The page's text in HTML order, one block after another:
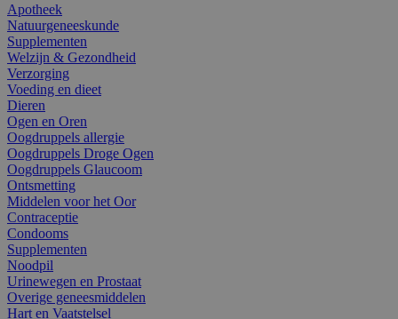
Apotheek
Natuurgeneeskunde
Supplementen
Welzijn & Gezondheid
Verzorging
Voeding en dieet
Dieren
Ogen en Oren
Oogdruppels allergie
Oogdruppels Droge Ogen
Oogdruppels Glaucoom
Ontsmetting
Middelen voor het Oor
Contraceptie
Condooms
Supplementen
Noodpil
Urinewegen en Prostaat
Overige geneesmiddelen
Hart en Vaatstelsel